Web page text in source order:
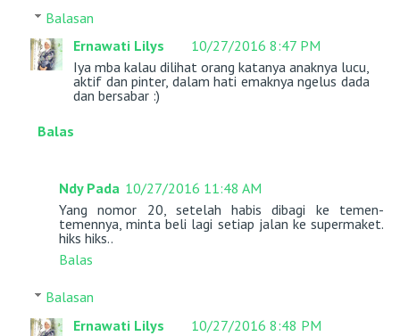
Balasan
Ernawati Lilys
10/27/2016 8:47 PM
Iya mba kalau dilihat orang katanya anaknya lucu,
aktif dan pinter, dalam hati emaknya ngelus dada
dan bersabar :)
Balas
Ndy Pada 10/27/2016 11:48 AM
Yang nomor 20, setelah habis dibagi ke temen-
temennya, minta beli lagi setiap jalan ke supermaket.
hiks hiks..
Balas
Balasan
Ernawati Lilys
10/27/2016 8:48 PM